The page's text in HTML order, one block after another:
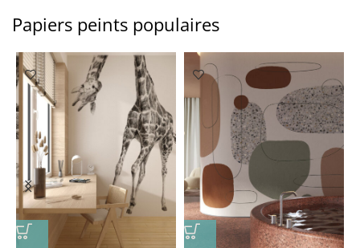
Papiers peints populaires